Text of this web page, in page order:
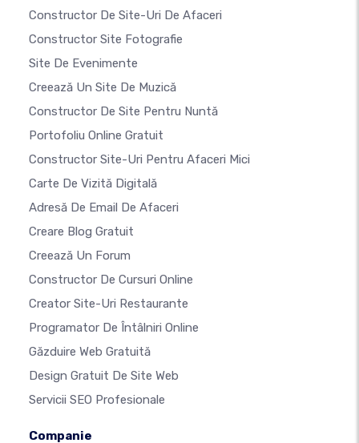
Constructor De Site-Uri De Afaceri
Constructor Site Fotografie
Site De Evenimente
Creează Un Site De Muzică
Constructor De Site Pentru Nuntă
Portofoliu Online Gratuit
Constructor Site-Uri Pentru Afaceri Mici
Carte De Vizită Digitală
Adresă De Email De Afaceri
Creare Blog Gratuit
Creează Un Forum
Constructor De Cursuri Online
Creator Site-Uri Restaurante
Programator De Întâlniri Online
Găzduire Web Gratuită
Design Gratuit De Site Web
Servicii SEO Profesionale
Companie